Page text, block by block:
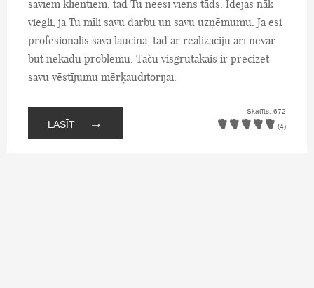
saviem klientiem, tad Tu neesi viens tāds. Idejas nāk
viegli, ja Tu mīli savu darbu un savu uzņēmumu. Ja esi
profesionālis savā lauciņā, tad ar realizāciju arī nevar
būt nekādu problēmu. Taču visgrūtākais ir precizēt
savu vēstījumu mērķauditorijai.
LASĪT →
Skatīts: 672
(4)